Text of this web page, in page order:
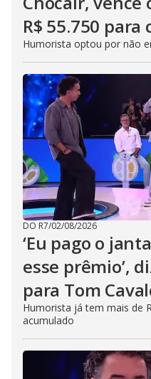
R$ 55.750 para
Humorista optou por não
DO R7/02/08/2026
‘Eu pago o
esse prêmio’,
para Tom
Humorista já tem mais de
acumulado